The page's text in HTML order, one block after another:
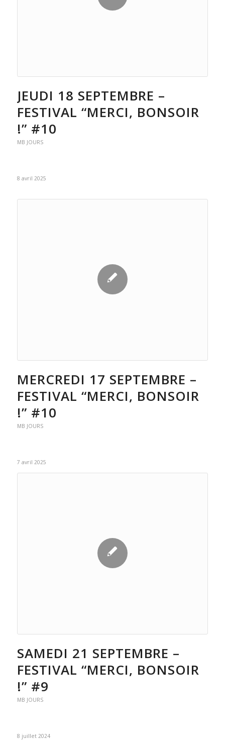
JEUDI 18 SEPTEMBRE –
FESTIVAL “MERCI, BONSOIR
!” #10
MB JOURS
8 avril 2025
MERCREDI 17 SEPTEMBRE –
FESTIVAL “MERCI, BONSOIR
!” #10
MB JOURS
7 avril 2025
SAMEDI 21 SEPTEMBRE –
FESTIVAL “MERCI, BONSOIR
!” #9
MB JOURS
8 juillet 2024